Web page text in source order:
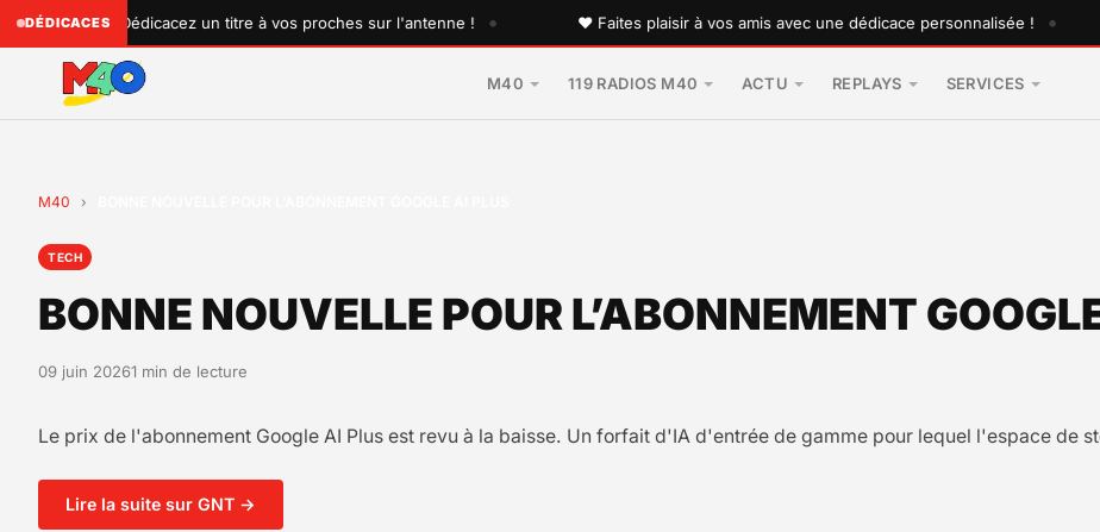
DÉDICACES
♥ Dédicacez un titre à vos proches sur l'antenne ! • ♥ Faites plaisir à vos amis avec une dédicace personnalisée ! •
M40 119 RADIOS M40 ACTU REPLAYS SERVICES
M40 ›
TECH
BONNE NOUVELLE POUR L’ABONNEMENT
09 juin 20261 min de lecture
Le prix de l'abonnement Google AI Plus est revu à la baisse. Un forfait d'IA d'entrée de gamme pour lequel l'espace de
Lire la suite sur GNT →